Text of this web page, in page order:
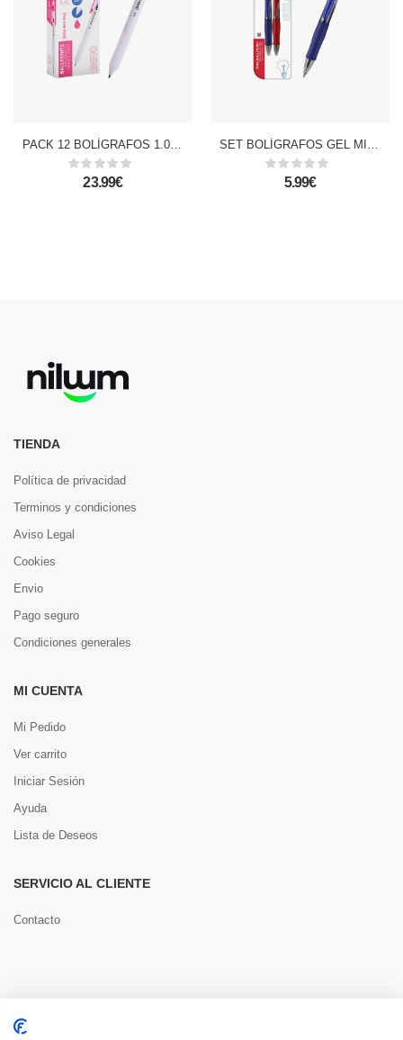
PACK 12 BOLÍGRAFOS 1.0 mm ROSA
23.99€
SET BOLÍGRAFOS GEL MINI PUNTA 0.7 mm 2 Uds. Rojo y azul.
5.99€
TIENDA
Política de privacidad
Terminos y condiciones
Aviso Legal
Cookies
Envio
Pago seguro
Condiciones generales
MI CUENTA
Mi Pedido
Ver carrito
Iniciar Sesión
Ayuda
Lista de Deseos
SERVICIO AL CLIENTE
Contacto